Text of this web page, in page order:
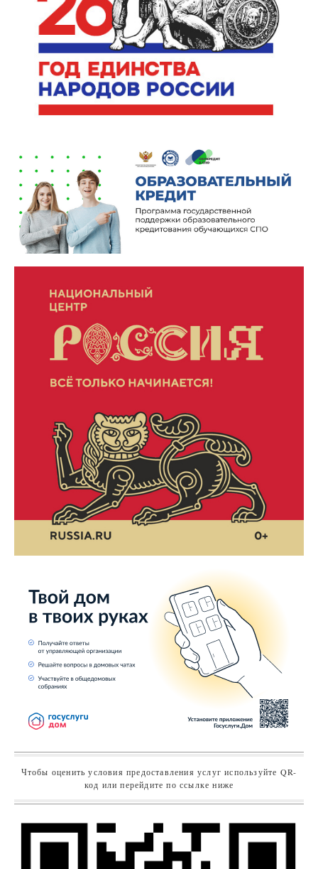
Чтобы оценить условия предоставления услуг используйте QR-
код или перейдите по ссылке ниже